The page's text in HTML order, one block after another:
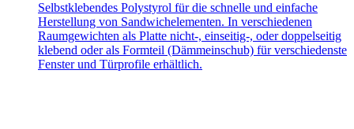
Selbstklebendes Polystyrol für die schnelle und einfache
Herstellung von Sandwichelementen. In verschiedenen
Raumgewichten als Platte nicht-, einseitig-, oder doppelseitig
klebend oder als Formteil (Dämmeinschub) für verschiedenste
Fenster und Türprofile erhältlich.